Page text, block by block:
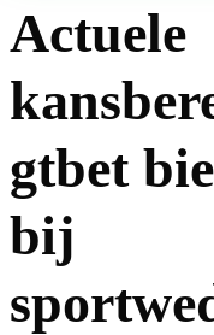
Actuele
gtbet
bij